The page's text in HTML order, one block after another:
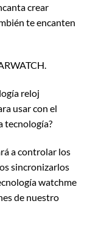
crear
te encanten
reloj
usar con el
tecnología?
a controlar los
sincronizarlos
watchme
de nuestro